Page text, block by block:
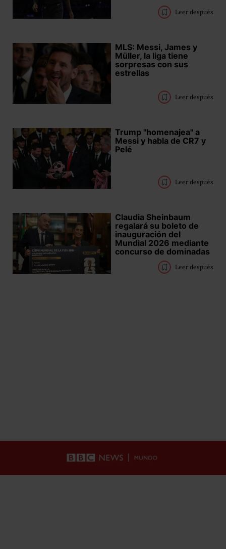
Leer después
MLS: Messi, James y
Müller, la liga tiene
sorpresas con sus
estrellas
Leer después
Trump "homenajea" a
Messi y habla de CR7 y
Pelé
Leer después
Claudia Sheinbaum
regalará su boleto de
inauguración del
Mundial 2026 mediante
concurso de dominadas
Leer después